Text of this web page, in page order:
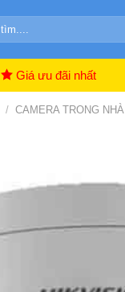
Giá ưu đãi nhất
/ CAMERA TRONG NHÀ